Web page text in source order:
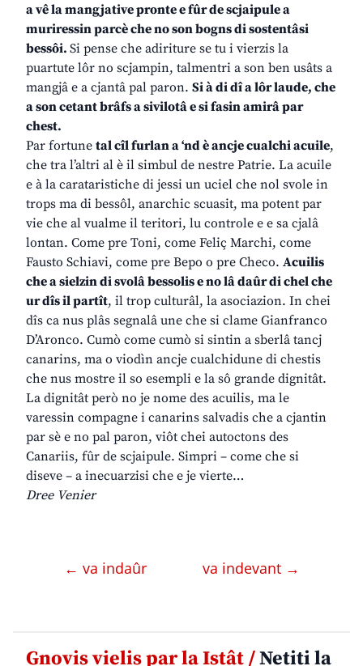
a vê la mangjative pronte e fûr de scjaipule a
muriressin parcè che no son bogns di sostentâsi
bessôi. Si pense che adiriture se tu i vierzis la
puartute lôr no scjampin, talmentri a son ben usâts a
mangjâ e a cjantâ pal paron. Si à di dî a lôr laude, che
a son cetant brâfs a sivilotâ e si fasin amirâ par
chest.
Par fortune tal cîl furlan a ‘nd è ancje cualchi acuile,
che tra l’altri al è il simbul de nestre Patrie. La acuile
e à la carataristiche di jessi un uciel che nol svole in
trops ma di bessôl, anarchic scuasit, ma potent par
vie che al vualme il teritori, lu controle e e sa cjalâ
lontan. Come pre Toni, come Feliç Marchi, come
Fausto Schiavi, come pre Bepo o pre Checo. Acuilis
che a sielzin di svolâ bessolis e no lâ daûr di chel che
ur dîs il partît, il trop culturâl, la asociazion. In chei
dîs ca nus plâs segnalâ une che si clame Gianfranco
D’Aronco. Cumò come cumò si sintin a sberlâ tancj
canarins, ma o viodìn ancje cualchidune di chestis
che nus mostre il so esempli e la sô grande dignitât.
La dignitât però no je nome des acuilis, ma le
varessin compagne i canarins salvadis che a cjantin
par sè e no pal paron, viôt chei autoctons des
Canariis, fûr de scjaipule. Simpri – come che si
diseve – a inecuarzisi che e je vierte…
Dree Venier
← va indaûr va indevant →
Gnovis vielis par la Istât /Netiti la